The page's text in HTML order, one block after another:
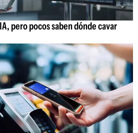
pero pocos saben dónde cavar